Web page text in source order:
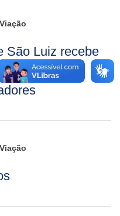
São Luiz recebe
segurança